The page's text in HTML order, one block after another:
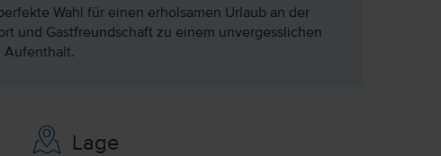
Wahl für einen erholsamen Urlaub an der
und Gastfreundschaft zu einem unvergesslichen
Aufenthalt.
Lage